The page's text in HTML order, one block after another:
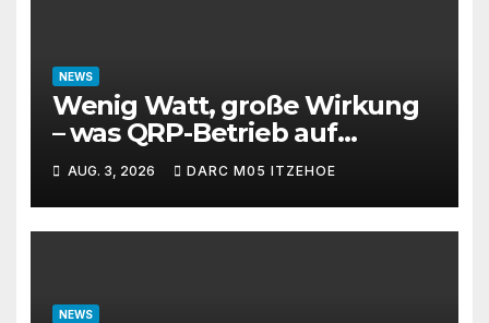
NEWS
Wenig Watt, große Wirkung
– was QRP-Betrieb auf
Kurzwelle wirklich kann
AUG. 3, 2026 DARC M05 ITZEHOE
NEWS